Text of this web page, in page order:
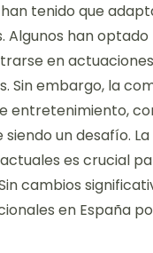
tenido que
Algunos han
en
Sin embargo, la
entretenimiento,
siendo un desafío.
es crucial
cambios
en España